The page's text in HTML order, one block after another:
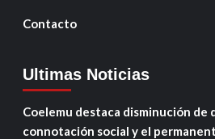
Contacto
Ultimas Noticias
Coelemu destaca disminución de
connotación social y el